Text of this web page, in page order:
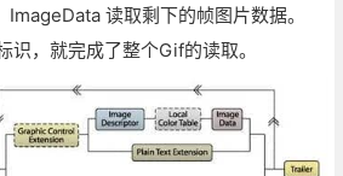
读取剩下的帧图片数据。
识，就完成了整个Gif的读取。